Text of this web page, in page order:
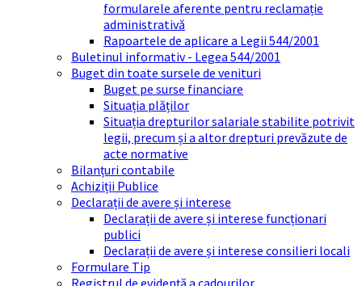
formularele aferente pentru reclamație
administrativă
Rapoartele de aplicare a Legii 544/2001
Buletinul informativ - Legea 544/2001
Buget din toate sursele de venituri
Buget pe surse financiare
Situația plăților
Situația drepturilor salariale stabilite potrivit
legii, precum și a altor drepturi prevăzute de
acte normative
Bilanțuri contabile
Achiziții Publice
Declarații de avere și interese
Declarații de avere și interese funcționari
publici
Declarații de avere și interese consilieri locali
Formulare Tip
Registrul de evidență a cadourilor